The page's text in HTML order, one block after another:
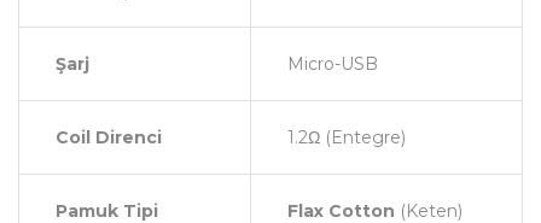
Şarj Micro-USB
Coil Direnci 1.2Ω (Entegre)
Pamuk Tipi Flax Cotton (Keten)